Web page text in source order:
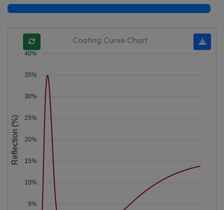
5%
10%
15%
20%
25%
30%
35%
40%
Reflection (%)
Coating Curve Chart